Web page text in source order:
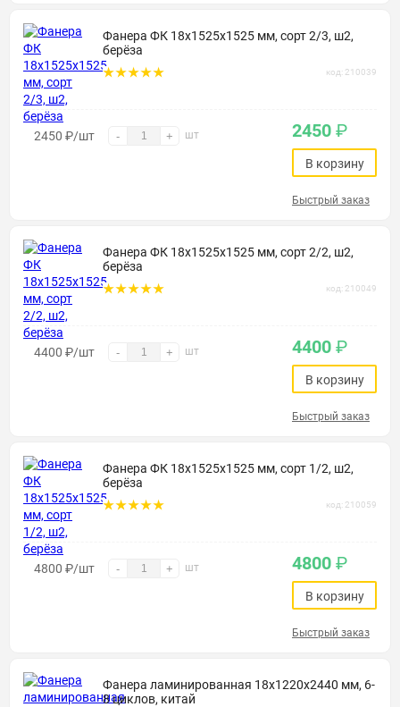
Фанера ФК 18х1525х1525 мм, сорт 2/3, ш2,
берёза
код: 210039
2450 ₽/шт - + шт 2450 ₽
В корзину
Быстрый заказ
Фанера ФК 18х1525х1525 мм, сорт 2/2, ш2,
берёза
код: 210049
4400 ₽/шт - + шт 4400 ₽
В корзину
Быстрый заказ
Фанера ФК 18х1525х1525 мм, сорт 1/2, ш2,
берёза
код: 210059
4800 ₽/шт - + шт 4800 ₽
В корзину
Быстрый заказ
Фанера ламинированная 18х1220х2440 мм, 6-
8 циклов, китай